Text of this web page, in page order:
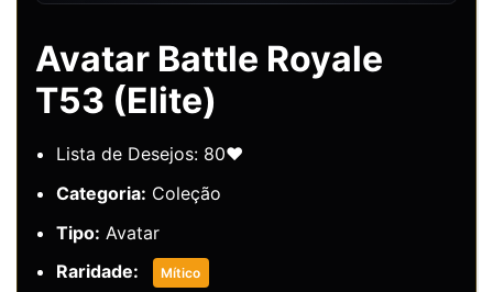
Avatar Battle Royale
T53 (Elite)
Lista de Desejos: 80❤️
Categoria: Coleção
Tipo: Avatar
Raridade:
Mítico